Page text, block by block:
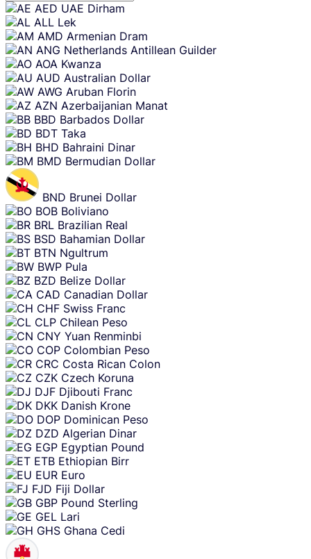
Skip
content
AED UAE Dirham
ALL Lek
AMD Armenian Dram
ANG Netherlands Antillean Guilder
AOA Kwanza
AUD Australian Dollar
AWG Aruban Florin
AZN Azerbaijanian Manat
BBD Barbados Dollar
BDT Taka
BHD Bahraini Dinar
BMD Bermudian Dollar
BND Brunei Dollar
BOB Boliviano
BRL Brazilian Real
BSD Bahamian Dollar
BTN Ngultrum
BWP Pula
BZD Belize Dollar
CAD Canadian Dollar
CHF Swiss Franc
CLP Chilean Peso
CNY Yuan Renminbi
COP Colombian Peso
CRC Costa Rican Colon
CZK Czech Koruna
DJF Djibouti Franc
DKK Danish Krone
DOP Dominican Peso
DZD Algerian Dinar
EGP Egyptian Pound
ETB Ethiopian Birr
EUR Euro
FJD Fiji Dollar
GBP Pound Sterling
GEL Lari
GHS Ghana Cedi